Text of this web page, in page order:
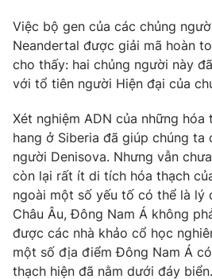
Việc bộ gen của các chủng
Neandertal được giải mã hoàn
cho thấy: hai chủng người này
với tổ tiên người Hiện đại của
Xét nghiệm ADN của những
hang ở Siberia đã giúp chúng
người Denisova. Nhưng vẫn
còn lại rất ít di tích hóa thạch
ngoài một số yếu tố có thể là lý
Châu Âu, Đông Nam Á không
được các nhà khảo cổ học
một số địa điểm Đông Nam Á
thạch hiện đã nằm dưới đáy biển.